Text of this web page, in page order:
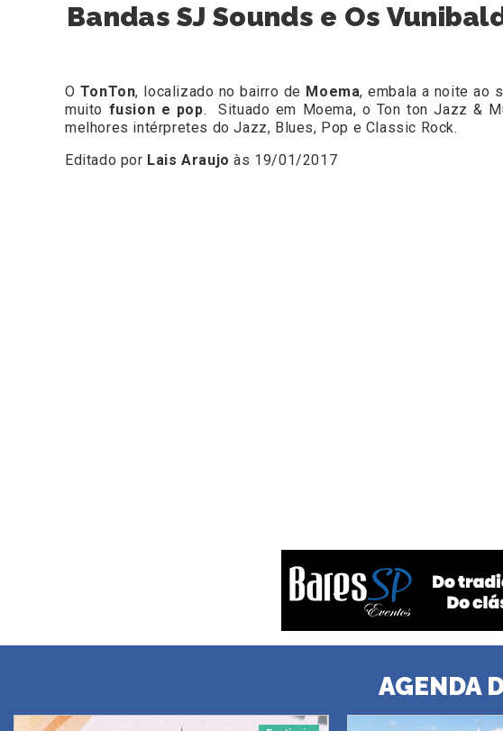
Bandas SJ Sounds e Os
O TonTon, localizado no bairro de Moema, embala a noite ao
muito fusion e pop. Situado em Moema, o Ton ton Jazz &
melhores intérpretes do Jazz, Blues, Pop e Classic Rock.
Editado por Lais Araujo às 19/01/2017
AGENDA